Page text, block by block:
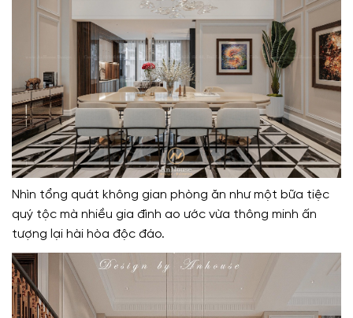
Nhìn tổng quát không gian phòng ăn như một bữa tiệc
quý tộc mà nhiều gia đình ao ước vừa thông minh ấn
tượng lại hài hòa độc đáo.